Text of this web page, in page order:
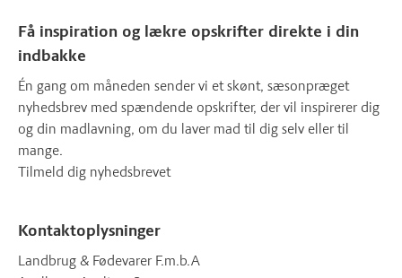
Få inspiration og lækre opskrifter direkte i din
indbakke
Én gang om måneden sender vi et skønt, sæsonpræget
nyhedsbrev med spændende opskrifter, der vil inspirerer dig
og din madlavning, om du laver mad til dig selv eller til
mange.
Tilmeld dig nyhedsbrevet
Kontaktoplysninger
Landbrug & Fødevarer F.m.b.A